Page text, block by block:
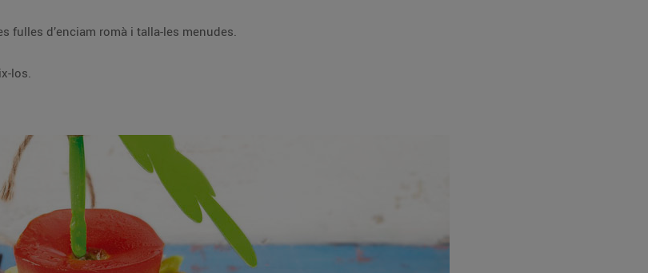
Farceix els tomàquets amb la barreja. Renta bé les fulles d’enciam romà i talla-les menudes.
los.